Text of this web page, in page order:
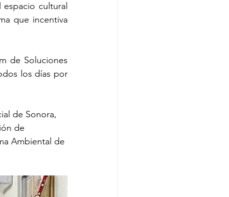
cultural
que incentiva
de Soluciones
los días por
de Sonora,
de
Ambiental de